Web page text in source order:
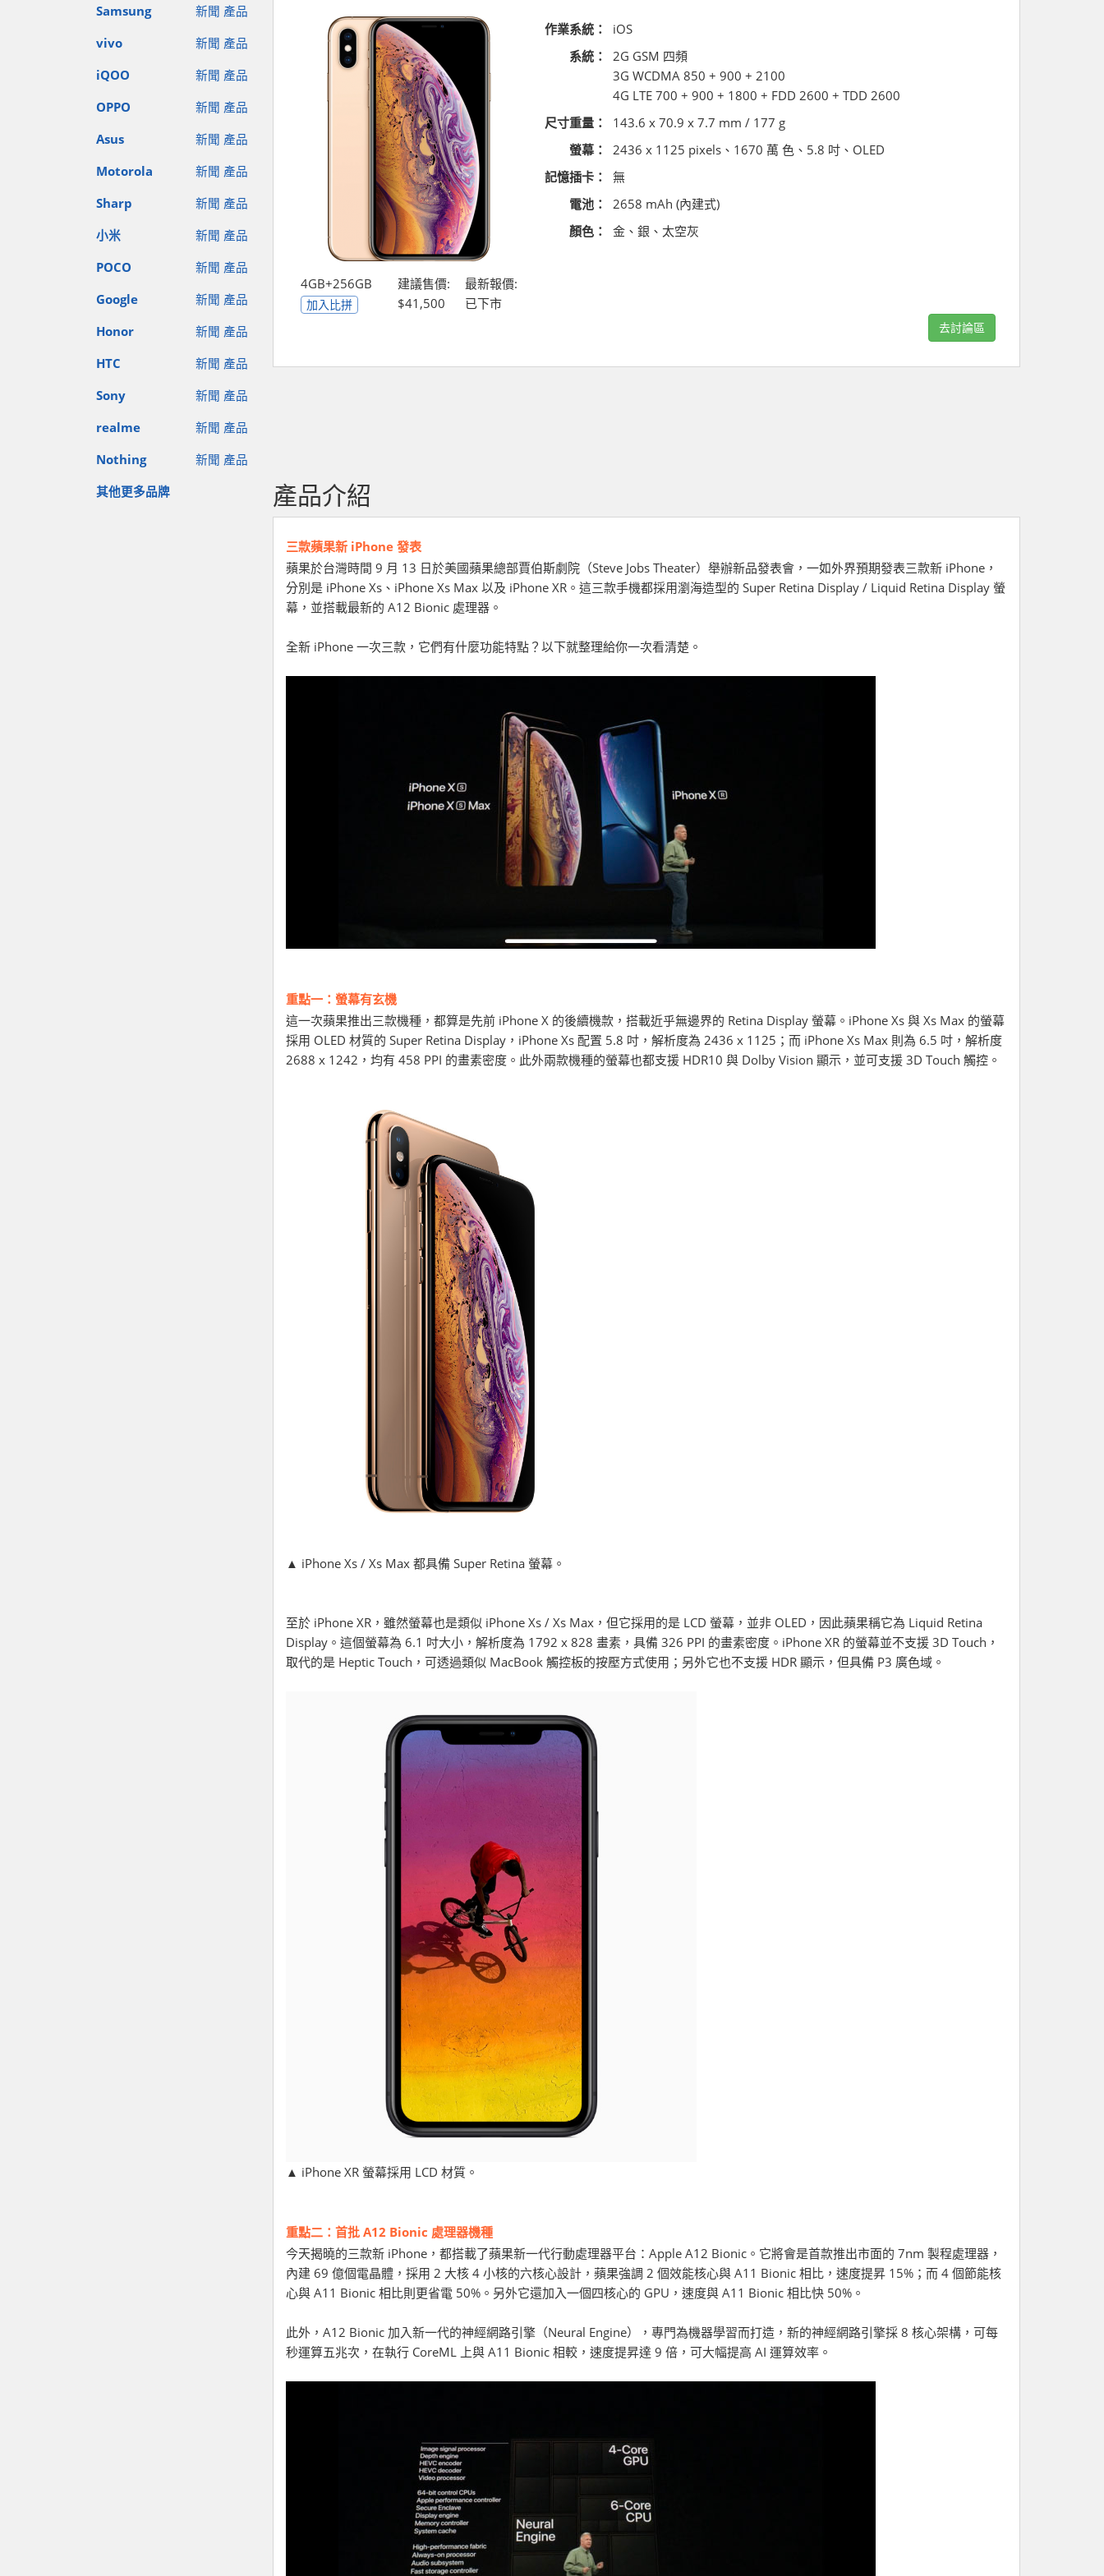
Samsung
新聞 產品
vivo
新聞 產品
iQOO
新聞 產品
OPPO
新聞 產品
Asus
新聞 產品
Motorola
新聞 產品
Sharp
新聞 產品
小米
新聞 產品
POCO
新聞 產品
Google
新聞 產品
Honor
新聞 產品
HTC
新聞 產品
Sony
新聞 產品
realme
新聞 產品
Nothing
新聞 產品
其他更多品牌
4GB+256GB
加入比拼
建議售價:
$41,500
最新報價:
已下市
作業系統：
iOS
系統：
2G GSM 四頻
3G WCDMA 850 + 900 + 2100
4G LTE 700 + 900 + 1800 + FDD 2600 + TDD 2600
尺寸重量：
143.6 x 70.9 x 7.7 mm / 177 g
螢幕：
2436 x 1125 pixels、1670 萬 色、5.8 吋、OLED
記憶插卡：
無
電池：
2658 mAh (內建式)
顏色：
金、銀、太空灰
去討論區
產品介紹
三款蘋果新 iPhone 發表
蘋果於台灣時間 9 月 13 日於美國蘋果總部賈伯斯劇院（Steve Jobs Theater）舉辦新品發表會，一如外界預期發表三款新 iPhone，
分別是 iPhone Xs、iPhone Xs Max 以及 iPhone XR。這三款手機都採用瀏海造型的 Super Retina Display / Liquid Retina Display 螢
幕，並搭載最新的 A12 Bionic 處理器。
全新 iPhone 一次三款，它們有什麼功能特點？以下就整理給你一次看清楚。
重點一：螢幕有玄機
這一次蘋果推出三款機種，都算是先前 iPhone X 的後續機款，搭載近乎無邊界的 Retina Display 螢幕。iPhone Xs 與 Xs Max 的螢幕
採用 OLED 材質的 Super Retina Display，iPhone Xs 配置 5.8 吋，解析度為 2436 x 1125；而 iPhone Xs Max 則為 6.5 吋，解析度
2688 x 1242，均有 458 PPI 的畫素密度。此外兩款機種的螢幕也都支援 HDR10 與 Dolby Vision 顯示，並可支援 3D Touch 觸控。
▲ iPhone Xs / Xs Max 都具備 Super Retina 螢幕。
至於 iPhone XR，雖然螢幕也是類似 iPhone Xs / Xs Max，但它採用的是 LCD 螢幕，並非 OLED，因此蘋果稱它為 Liquid Retina
Display。這個螢幕為 6.1 吋大小，解析度為 1792 x 828 畫素，具備 326 PPI 的畫素密度。iPhone XR 的螢幕並不支援 3D Touch，
取代的是 Heptic Touch，可透過類似 MacBook 觸控板的按壓方式使用；另外它也不支援 HDR 顯示，但具備 P3 廣色域。
▲ iPhone XR 螢幕採用 LCD 材質。
重點二：首批 A12 Bionic 處理器機種
今天揭曉的三款新 iPhone，都搭載了蘋果新一代行動處理器平台：Apple A12 Bionic。它將會是首款推出市面的 7nm 製程處理器，
內建 69 億個電晶體，採用 2 大核 4 小核的六核心設計，蘋果強調 2 個效能核心與 A11 Bionic 相比，速度提昇 15%；而 4 個節能核
心與 A11 Bionic 相比則更省電 50%。另外它還加入一個四核心的 GPU，速度與 A11 Bionic 相比快 50%。
此外，A12 Bionic 加入新一代的神經網路引擎（Neural Engine），專門為機器學習而打造，新的神經網路引擎採 8 核心架構，可每
秒運算五兆次，在執行 CoreML 上與 A11 Bionic 相較，速度提昇達 9 倍，可大幅提高 AI 運算效率。